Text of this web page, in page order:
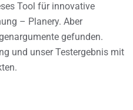
Tool für innovative
– Planery. Aber
gefunden.
und unser Testergebnis mit